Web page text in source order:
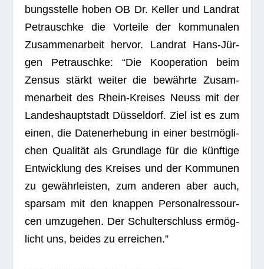
bungs­stelle hoben OB Dr. Kel­ler und Land­rat
Pet­rauschke die Vor­teile der kom­mu­na­len
Zusam­men­ar­beit her­vor. Land­rat Hans-Jür­
gen Pet­rauschke: “Die Koope­ra­tion beim
Zen­sus stärkt wei­ter die bewährte Zusam­
men­ar­beit des Rhein-Krei­ses Neuss mit der
Lan­des­haupt­stadt Düs­sel­dorf. Ziel ist es zum
einen, die Daten­er­he­bung in einer best­mög­li­
chen Qua­li­tät als Grund­lage für die künf­tige
Ent­wick­lung des Krei­ses und der Kom­mu­nen
zu gewähr­leis­ten, zum ande­ren aber auch,
spar­sam mit den knap­pen Per­so­nal­res­sour­
cen umzu­ge­hen. Der Schul­ter­schluss ermög­
licht uns, bei­des zu erreichen.”